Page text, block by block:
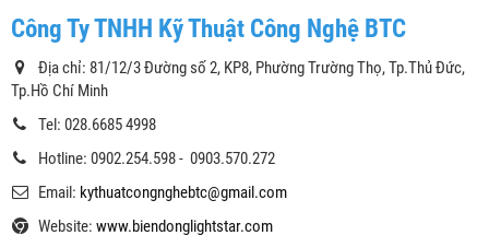
Công Ty TNHH Kỹ Thuật Công Nghệ BTC
Địa chỉ: 81/12/3 Đường số 2, KP8, Phường Trường Thọ, Tp.Thủ Đức,
Tp.Hồ Chí Minh
Tel: 028.6685 4998
Hotline: 0902.254.598 - 0903.570.272
Email: kythuatcongnghebtc@gmail.com
Website: www.biendonglightstar.com